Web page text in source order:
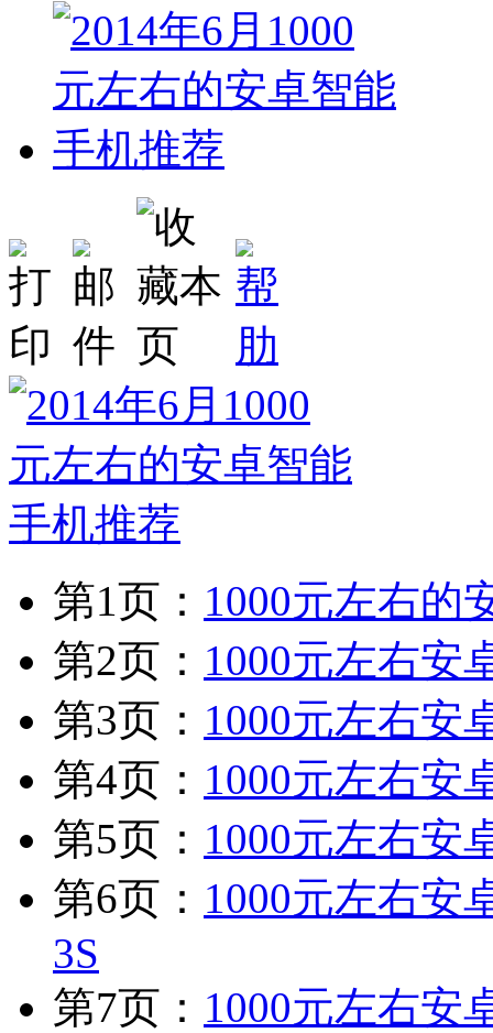
第1页： 1000元左右的
第2页： 1000元左右
第3页： 1000元左右安
第4页： 1000元左右
第5页： 1000元左右
第6页： 1000元左右
3S
第7页： 1000元左右